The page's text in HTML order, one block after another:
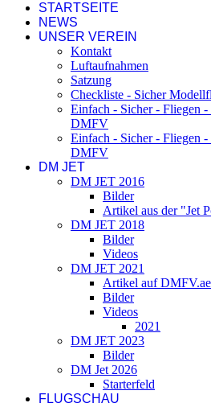
STARTSEITE
NEWS
UNSER VEREIN
Kontakt
Luftaufnahmen
Satzung
Checkliste - Sicher
Einfach - Sicher - Fliegen
DMFV
Einfach - Sicher - Fliegen
DMFV
DM JET
DM JET 2016
Bilder
Artikel aus der "Jet
DM JET 2018
Bilder
Videos
DM JET 2021
Artikel auf
Bilder
Videos
2021
DM JET 2023
Bilder
DM Jet 2026
Starterfeld
FLUGSCHAU